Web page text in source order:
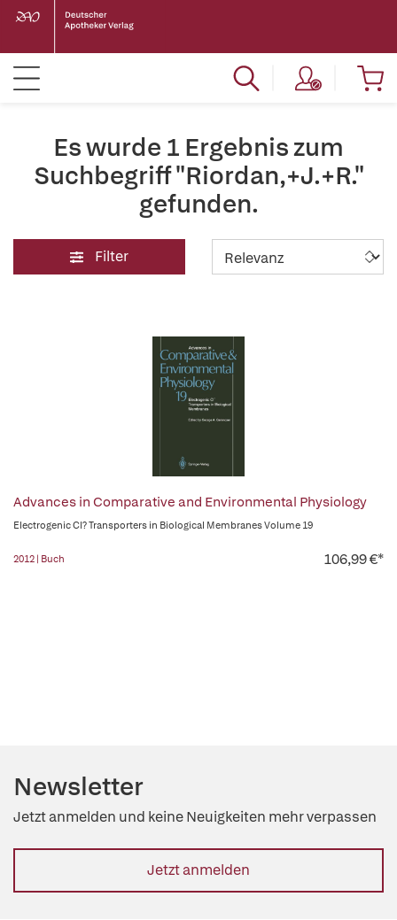
Es wurde 1 Ergebnis zum
Suchbegriff "Riordan,+J.+R."
gefunden.
Filter
Advances in Comparative and Environmental Physiology
Electrogenic Cl? Transporters in Biological Membranes Volume 19
2012 | Buch 106,99 €*
Newsletter
Jetzt anmelden und keine Neuigkeiten mehr verpassen
Jetzt anmelden